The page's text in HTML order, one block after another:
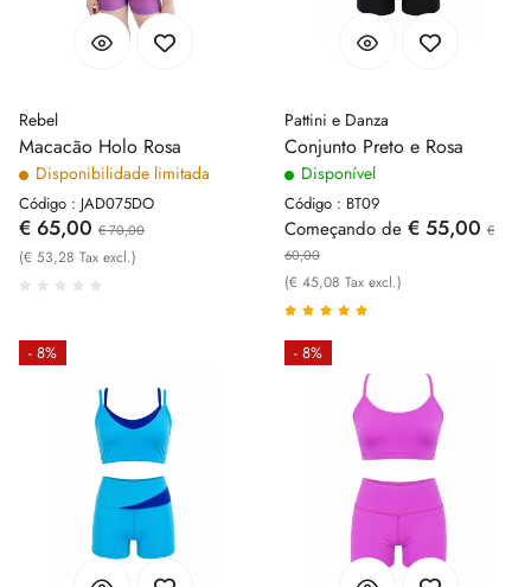
Rebel
Macacão Holo Rosa
Disponibilidade limitada
Código : JAD075DO
€ 65,00 € 70,00
(€ 53,28 Tax excl.)
Pattini e Danza
Conjunto Preto e Rosa
Disponível
Código : BT09
Começando de € 55,00 €
60,00
(€ 45,08 Tax excl.)
- 8% - 8%